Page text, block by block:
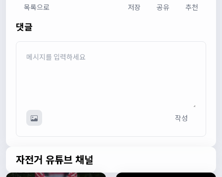
다다우운
관리자13:50:05
이름/휴대폰 번호는 이벤트에 활용될수 있다는 항목을 추가
쏭박 17:23:31
실시간 채팅 테스트
목록으로 저장 공유 추천
댓글
작성
자전거 유튜브 채널